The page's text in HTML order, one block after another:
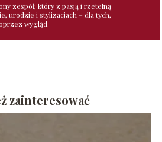
zespół, który z pasją i rzetelną
urodzie i stylizacjach – dla tych,
wygląd.
zainteresować